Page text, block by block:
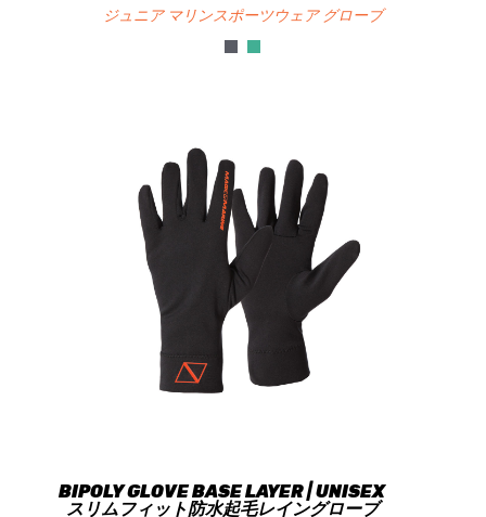
ジュニア マリンスポーツウェア グローブ
BIPOLY GLOVE BASE LAYER | UNISEX
スリムフィット防水起毛レイングローブ